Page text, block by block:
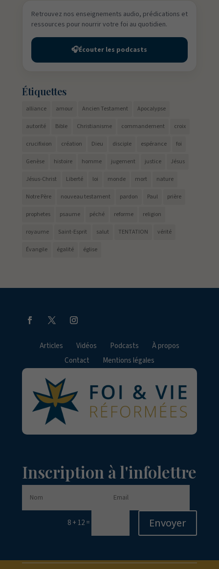
Retrouvez nos enseignements audio, prédications et
ressources pour nourrir votre foi au quotidien.
🎧Écouter les podcasts
Étiquettes
alliance amour Ancien Testament Apocalypse
autorité Bible Christianisme commandement croix
crucifixion création Dieu disciple espérance foi
Genèse histoire homme jugement justice Jésus
Jésus-Christ Liberté loi monde mort nature
Notre Père nouveau testament pardon Paul prière
prophetes psaume péché reforme religion
royaume Saint-Esprit salut TENTATION vérité
Évangile égalité église
Articles Vidéos Podcasts
À propos
Contact
Mentions légales
Inscription à l'infolettre
8 + 12= Envoyer